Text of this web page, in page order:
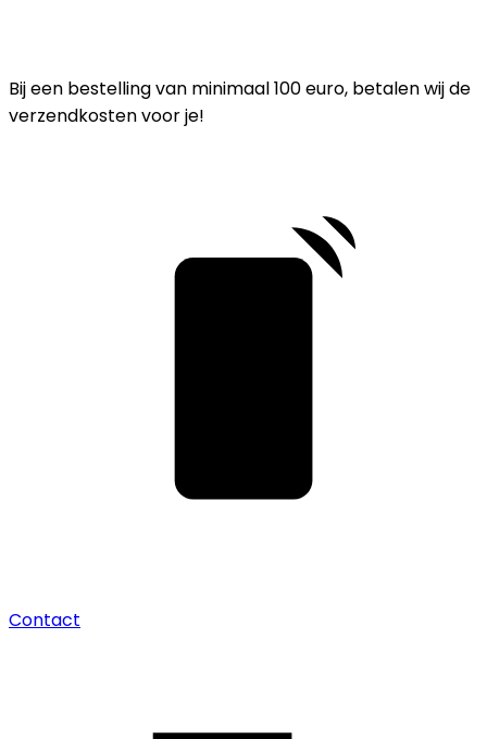
Bij een bestelling van minimaal 100 euro, betalen wij de
verzendkosten voor je!
Contact